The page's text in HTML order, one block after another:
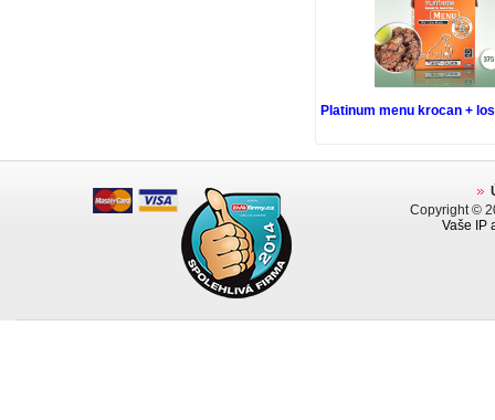
Platinum menu krocan +
Copyright ©
Vaše IP